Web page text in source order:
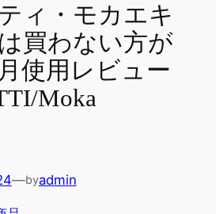
ィ・モカエキ
買わない方が
使用レビュー
Moka
—byadmin